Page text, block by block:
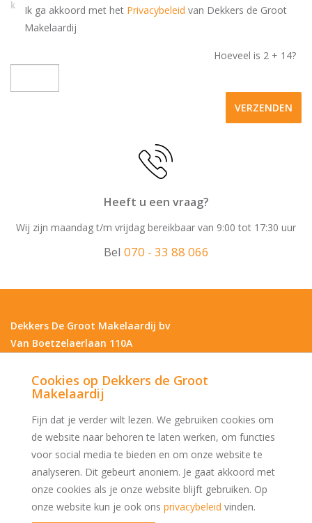
Cookies op Dekkers de Groot
Makelaardij
Fijn dat je verder wilt lezen. We gebruiken cookies om
de website naar behoren te laten werken, om functies
voor social media te bieden en om onze website te
analyseren. Dit gebeurt anoniem. Je gaat akkoord met
onze cookies als je onze website blijft gebruiken. Op
onze website kun je ook ons privacybeleid vinden.
Ik ga akkoord met het Privacybeleid van Dekkers de Groot
Makelaardij
Hoeveel is 2 + 14?
VERZENDEN
Heeft u een vraag?
Wij zijn maandag t/m vrijdag bereikbaar van 9:00 tot 17:30 uur
Bel 070 - 33 88 066
Dekkers De Groot Makelaardij bv
Van Boetzelaerlaan 110A
070 - 33 88 066
info@dekkersdegroot.nl
© 2026 Dekkers De Groot Makelaardij bv |